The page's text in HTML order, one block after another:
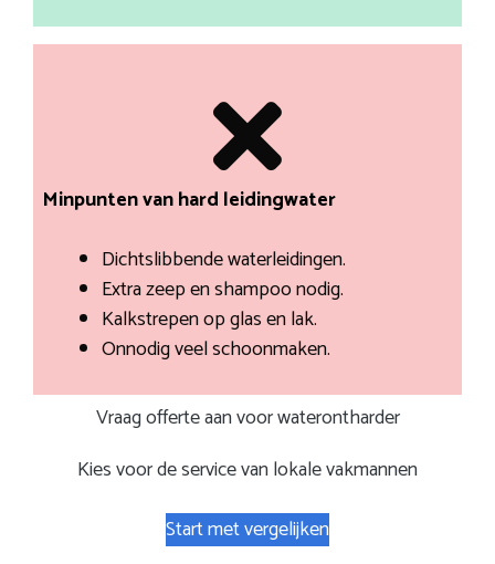
Minpunten van hard leidingwater
Dichtslibbende waterleidingen.
Extra zeep en shampoo nodig.
Kalkstrepen op glas en lak.
Onnodig veel schoonmaken.
Vraag offerte aan voor waterontharder
Kies voor de service van lokale vakmannen
Start met vergelijken